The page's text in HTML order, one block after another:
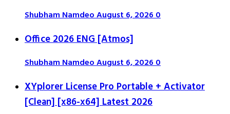
Shubham NamdeoAugust 6, 20260
Office 2026 ENG [Atmos]
Shubham NamdeoAugust 6, 20260
XYplorer License Pro Portable + Activator
[Clean] [x86-x64] Latest 2026